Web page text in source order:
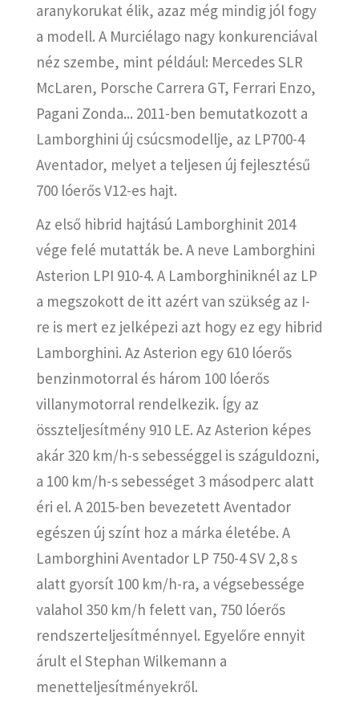
aranykorukat élik, azaz még mindig jól fogy
a modell. A Murciélago nagy konkurenciával
néz szembe, mint például: Mercedes SLR
McLaren, Porsche Carrera GT, Ferrari Enzo,
Pagani Zonda... 2011-ben bemutatkozott a
Lamborghini új csúcsmodellje, az LP700-4
Aventador, melyet a teljesen új fejlesztésű
700 lóerős V12-es hajt.
Az első hibrid hajtású Lamborghinit 2014
vége felé mutatták be. A neve Lamborghini
Asterion LPI 910-4. A Lamborghiniknél az LP
a megszokott de itt azért van szükség az I-
re is mert ez jelképezi azt hogy ez egy hibrid
Lamborghini. Az Asterion egy 610 lóerős
benzinmotorral és három 100 lóerős
villanymotorral rendelkezik. Így az
összteljesítmény 910 LE. Az Asterion képes
akár 320 km/h-s sebességgel is száguldozni,
a 100 km/h-s sebességet 3 másodperc alatt
éri el. A 2015-ben bevezetett Aventador
egészen új színt hoz a márka életébe. A
Lamborghini Aventador LP 750-4 SV 2,8 s
alatt gyorsít 100 km/h-ra, a végsebessége
valahol 350 km/h felett van, 750 lóerős
rendszerteljesítménnyel. Egyelőre ennyit
árult el Stephan Wilkemann a
menetteljesítményekről.